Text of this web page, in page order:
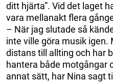
ditt hjärta”. Vid det laget
vara mellanakt flera
– När jag slutade så
inte ville göra musik igen.
distans till allting och har
hantera både motgångar
annat sätt, har Nina sagt